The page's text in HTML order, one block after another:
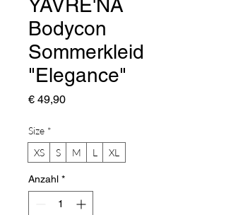
YAVRE'NA
Bodycon
Sommerkleid
"Elegance"
€ 49,90Preis
Size *
XS
S M L XL
Anzahl *